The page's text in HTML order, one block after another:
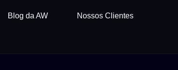
Blog da AW Nossos Clientes